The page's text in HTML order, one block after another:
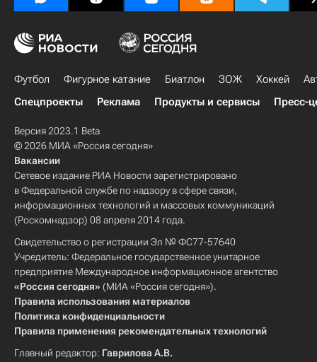
Футбол Фигурное катание Биатлон ЗОЖ Хоккей
Спецпроекты
Реклама Продукты и сервисы Пресс-
Версия 2023.1 Beta
© 2026 МИА «Россия сегодня»
Вакансии
Сетевое издание РИА Новости зарегистрировано
в Федеральной службе по надзору в сфере связи,
информационных технологий и массовых коммуникаций
(Роскомнадзор) 08 апреля 2014 года.
Свидетельство о регистрации Эл № ФС77-57640
Учредитель: Федеральное государственное унитарное
предприятие Международное информационное агентство
«Россия сегодня» (МИА «Россия сегодня»).
Правила использования материалов
Политика конфиденциальности
Правила применения рекомендательных технологий
Главный редактор: Гаврилова А.В.